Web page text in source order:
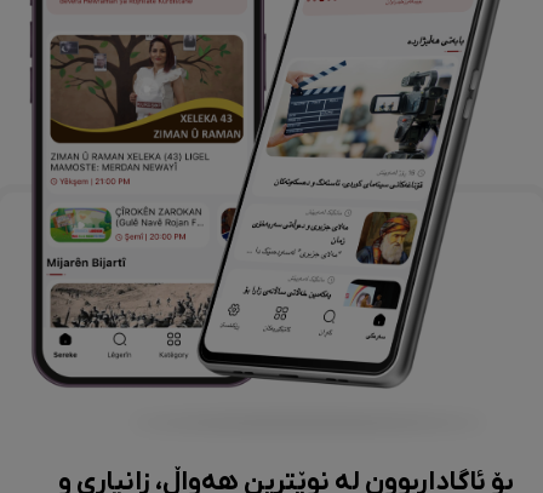
بۆ ئاگاداربوون لە نوێترین هەواڵ، زانیاری و